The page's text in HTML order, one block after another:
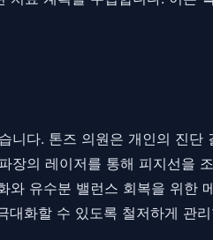
다. 톤즈 의원은 개인의 진단
의 레이저를 통해 피지선을
유수분 밸런스 회복을 위한
대화할 수 있도록 철저하게 관